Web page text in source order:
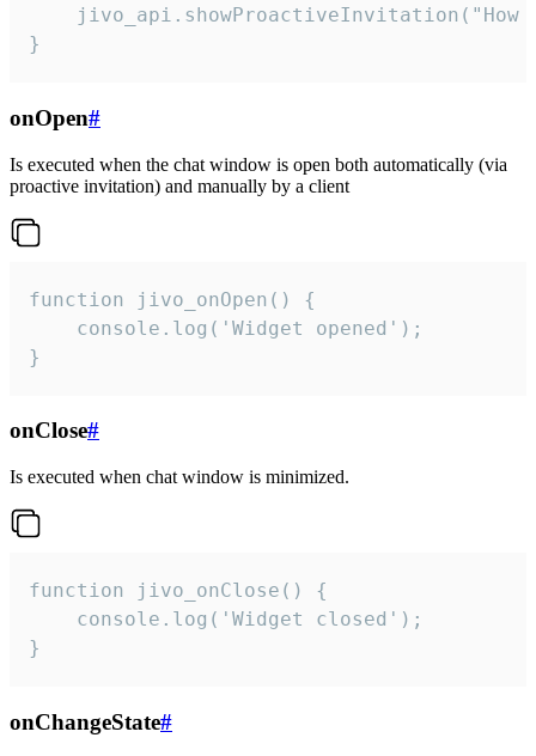
jivo_api.showProactiveInvitation("How
}
onOpen#
Is executed when the chat window is open both automatically (via
proactive invitation) and manually by a client
function jivo_onOpen() {
    console.log('Widget opened');
}
onClose#
Is executed when chat window is minimized.
function jivo_onClose() {
    console.log('Widget closed');
}
onChangeState#